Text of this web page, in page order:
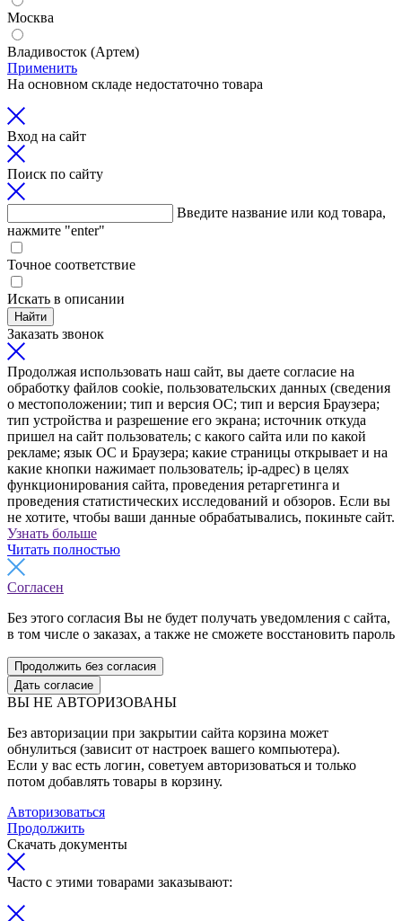
Москва
Владивосток (Артем)
Применить
На основном складе недостаточно товара
Вход на сайт
Поиск по сайту
Введите название или код товара,
нажмите "enter"
Точное соответствие
Искать в описании
Найти
Заказать звонок
Продолжая использовать наш сайт, вы даете согласие на
обработку файлов cookie, пользовательских данных (сведения
о местоположении; тип и версия ОС; тип и версия Браузера;
тип устройства и разрешение его экрана; источник откуда
пришел на сайт пользователь; с какого сайта или по какой
рекламе; язык ОС и Браузера; какие страницы открывает и на
какие кнопки нажимает пользователь; ip-адрес) в целях
функционирования сайта, проведения ретаргетинга и
проведения статистических исследований и обзоров. Если вы
не хотите, чтобы ваши данные обрабатывались, покиньте сайт.
Узнать больше
Читать полностью
Согласен
Без этого согласия Вы не будет получать уведомления с сайта,
в том числе о заказах, а также не сможете восстановить пароль
Продолжить без согласия
Дать согласие
ВЫ НЕ АВТОРИЗОВАНЫ
Без авторизации при закрытии сайта корзина может
обнулиться (зависит от настроек вашего компьютера).
Если у вас есть логин, советуем авторизоваться и только
потом добавлять товары в корзину.
Авторизоваться
Продолжить
Скачать документы
Часто с этими товарами заказывают: